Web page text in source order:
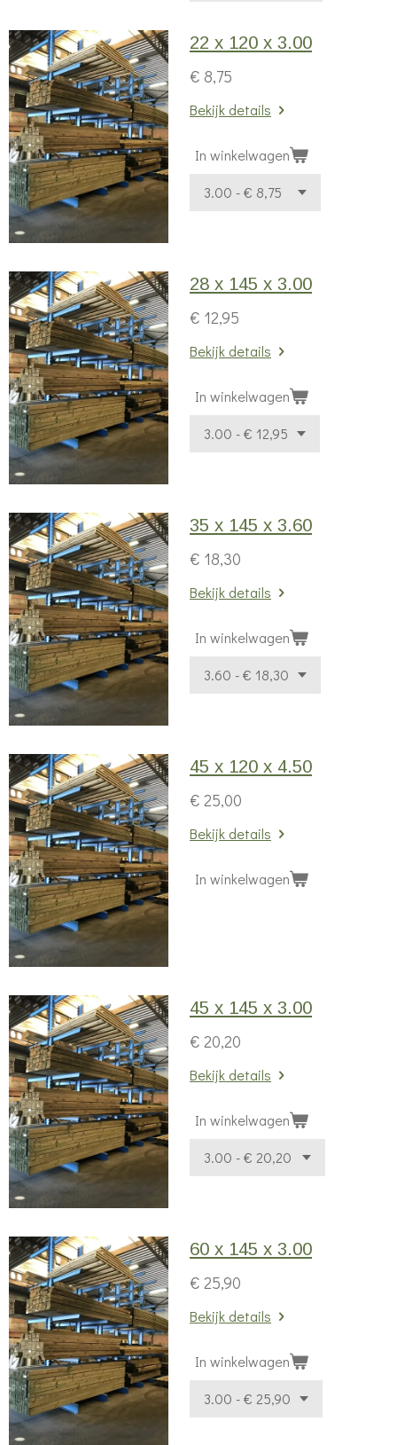
22 x 120 x 3.00
€ 8,75
Bekijk details
In winkelwagen
28 x 145 x 3.00
€ 12,95
Bekijk details
In winkelwagen
35 x 145 x 3.60
€ 18,30
Bekijk details
In winkelwagen
45 x 120 x 4.50
€ 25,00
Bekijk details
In winkelwagen
45 x 145 x 3.00
€ 20,20
Bekijk details
In winkelwagen
60 x 145 x 3.00
€ 25,90
Bekijk details
In winkelwagen